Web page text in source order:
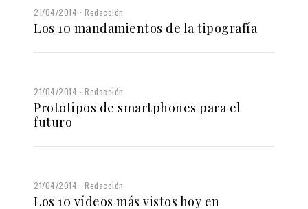
21/04/2014 Redacción
Los 10 mandamientos de la tipografía
21/04/2014 Redacción
Prototipos de smartphones para el
futuro
21/04/2014 Redacción
Los 10 vídeos más vistos hoy en